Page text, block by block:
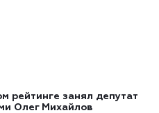
рейтинге занял депутат
Олег Михайлов